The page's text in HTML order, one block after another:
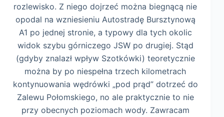
rozlewisko. Z niego dojrzeć można biegnącą nie
opodal na wzniesieniu Autostradę Bursztynową
A1 po jednej stronie, a typowy dla tych okolic
widok szybu górniczego JSW po drugiej. Stąd
(gdyby znalazł wpływ Szotkówki) teoretycznie
można by po niespełna trzech kilometrach
kontynuowania wędrówki „pod prąd” dotrzeć do
Zalewu Połomskiego, no ale praktycznie to nie
przy obecnych poziomach wody. Zawracam